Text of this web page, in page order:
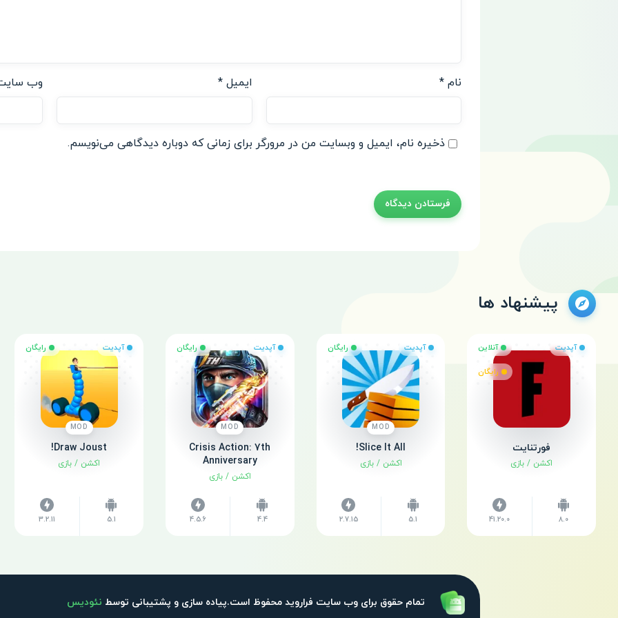
نام * ایمیل* وب‌
ذخیره نام، ایمیل و وبسایت من در مرورگر برای زمانی که دوباره دیدگاهی می‌نویسم.
پیشنهاد ها
آپدیت آنلاین
رایگان
فورتنایت
اکشن / بازی
8.0
41.20.0
آپدیت رایگان
MOD
Slice It All!
اکشن /بازی
5.1
2.7.15
آپدیت رایگان
MOD
Crisis Action: 7th
Anniversary
اکشن /بازی
4.4
4.5.6
آپدیت رایگان
MOD
Draw Joust!
اکشن / بازی
5.1
3.2.11
فراروید تمام حقوق برای وب سایت فراروید محفوظ است.پیاده سازی و پشتیبانی توسط نئودیس